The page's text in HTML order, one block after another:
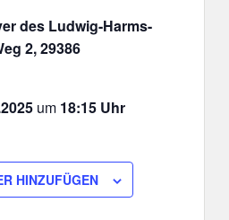
Ludwig-Harms-
2, 29386
um 18:15 Uhr
HINZUFÜGEN